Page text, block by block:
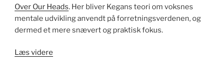
Over Our Heads. Her bliver Kegans teori om voksnes
mentale udvikling anvendt på forretningsverdenen, og
dermed et mere snævert og praktisk fokus.
Læs videre